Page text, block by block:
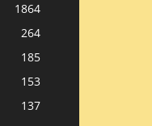
1864
264
185
153
137